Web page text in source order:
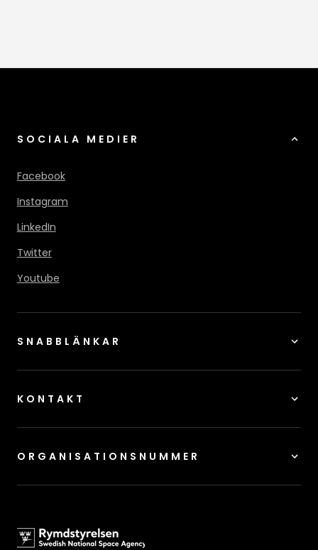
SOCIALA MEDIER
Facebook
Instagram
LinkedIn
Twitter
Youtube
SNABBLÄNKAR
KONTAKT
ORGANISATIONSNUMMER